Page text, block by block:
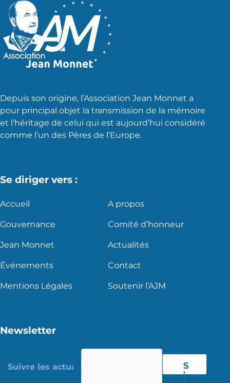
Depuis son origine, l’Association Jean Monnet a
pour principal objet la transmission de la mémoire
et l’héritage de celui qui est aujourd’hui considéré
comme l’un des Pères de l’Europe.
Se diriger vers :
Accueil A propos
Gouvernance Comité d’honneur
Jean Monnet Actualités
Événements Contact
Mentions Légales Soutenir l’AJM
Newsletter
S
'